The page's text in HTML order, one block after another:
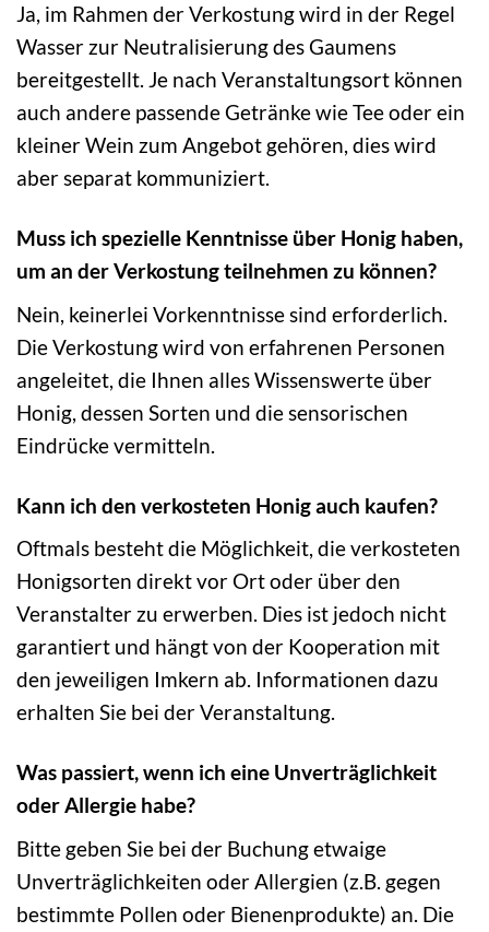
Ja, im Rahmen der Verkostung wird in der Regel
Wasser zur Neutralisierung des Gaumens
bereitgestellt. Je nach Veranstaltungsort können
auch andere passende Getränke wie Tee oder ein
kleiner Wein zum Angebot gehören, dies wird
aber separat kommuniziert.
Muss ich spezielle Kenntnisse über Honig haben,
um an der Verkostung teilnehmen zu können?
Nein, keinerlei Vorkenntnisse sind erforderlich.
Die Verkostung wird von erfahrenen Personen
angeleitet, die Ihnen alles Wissenswerte über
Honig, dessen Sorten und die sensorischen
Eindrücke vermitteln.
Kann ich den verkosteten Honig auch kaufen?
Oftmals besteht die Möglichkeit, die verkosteten
Honigsorten direkt vor Ort oder über den
Veranstalter zu erwerben. Dies ist jedoch nicht
garantiert und hängt von der Kooperation mit
den jeweiligen Imkern ab. Informationen dazu
erhalten Sie bei der Veranstaltung.
Was passiert, wenn ich eine Unverträglichkeit
oder Allergie habe?
Bitte geben Sie bei der Buchung etwaige
Unverträglichkeiten oder Allergien (z.B. gegen
bestimmte Pollen oder Bienenprodukte) an. Die